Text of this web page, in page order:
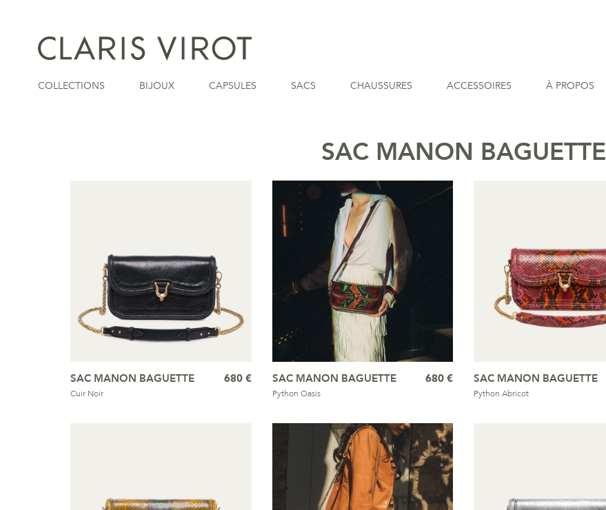
COLLECTIONS BIJOUX CAPSULES SACS CHAUSSURES ACCESSOIRES À PROPOS
SAC MANON BAGUETTE
SAC MANON BAGUETTE
Cuir Noir
680 € SAC MANON BAGUETTE
Python Oasis
680 € SAC MANON BAGUETTE
Python Abricot